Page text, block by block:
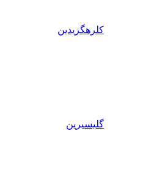
کلرهگزیدین
گلیسیرین